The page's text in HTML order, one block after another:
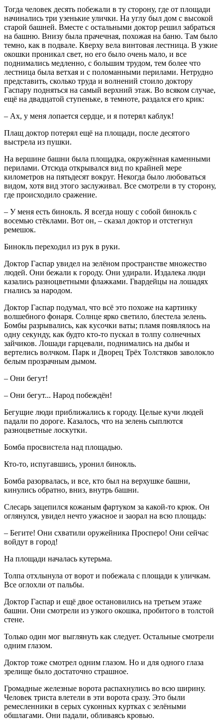
Тогда человек десять побежали в ту сторону, где от площади
начинались три узенькие улички. На углу был дом с высокой
старой башней. Вместе с остальными доктор решил забраться
на башню. Внизу была прачечная, похожая на баню. Там было
темно, как в подвале. Кверху вела винтовая лестница. В узкие
окошки проникал свет, но его было очень мало, и все
поднимались медленно, с большим трудом, тем более что
лестница была ветхая и с поломанными перилами. Нетрудно
представить, сколько труда и волнений стоило доктору
Гаспару подняться на самый верхний этаж. Во всяком случае,
ещё на двадцатой ступеньке, в темноте, раздался его крик:
– Ах, у меня лопается сердце, и я потерял каблук!
Плащ доктор потерял ещё на площади, после десятого
выстрела из пушки.
На вершине башни была площадка, окружённая каменными
перилами. Отсюда открывался вид по крайней мере
километров на пятьдесят вокруг. Некогда было любоваться
видом, хотя вид этого заслуживал. Все смотрели в ту сторону,
где происходило сражение.
– У меня есть бинокль. Я всегда ношу с собой бинокль с
восемью стёклами. Вот он, – сказал доктор и отстегнул
ремешок.
Бинокль переходил из рук в руки.
Доктор Гаспар увидел на зелёном пространстве множество
людей. Они бежали к городу. Они удирали. Издалека люди
казались разноцветными флажками. Гвардейцы на лошадях
гнались за народом.
Доктор Гаспар подумал, что всё это похоже на картинку
волшебного фонаря. Солнце ярко светило, блестела зелень.
Бомбы разрывались, как кусочки ваты; пламя появлялось на
одну секунду, как будто кто-то пускал в толпу солнечных
зайчиков. Лошади гарцевали, поднимались на дыбы и
вертелись волчком. Парк и Дворец Трёх Толстяков заволокло
белым прозрачным дымом.
– Они бегут!
– Они бегут... Народ побеждён!
Бегущие люди приближались к городу. Целые кучи людей
падали по дороге. Казалось, что на зелень сыплются
разноцветные лоскутки.
Бомба просвистела над площадью.
Кто-то, испугавшись, уронил бинокль.
Бомба разорвалась, и все, кто был на верхушке башни,
кинулись обратно, вниз, внутрь башни.
Слесарь зацепился кожаным фартуком за какой-то крюк. Он
оглянулся, увидел нечто ужасное и заорал на всю площадь:
– Бегите! Они схватили оружейника Просперо! Они сейчас
войдут в город!
На площади началась кутерьма.
Толпа отхлынула от ворот и побежала с площади к уличкам.
Все оглохли от пальбы.
Доктор Гаспар и ещё двое остановились на третьем этаже
башни. Они смотрели из узкого окошка, пробитого в толстой
стене.
Только один мог выглянуть как следует. Остальные смотрели
одним глазом.
Доктор тоже смотрел одним глазом. Но и для одного глаза
зрелище было достаточно страшное.
Громадные железные ворота распахнулись во всю ширину.
Человек триста влетели в эти ворота сразу. Это были
ремесленники в серых суконных куртках с зелёными
обшлагами. Они падали, обливаясь кровью.